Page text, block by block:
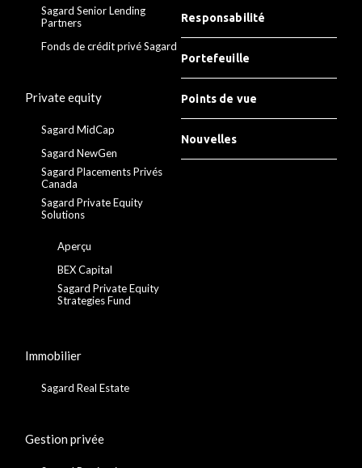
Sagard Senior Lending
Partners
Fonds de crédit privé Sagard
Private equity
Sagard MidCap
Sagard NewGen
Sagard Placements Privés
Canada
Sagard Private Equity
Solutions
Aperçu
BEX Capital
Sagard Private Equity
Strategies Fund
Immobilier
Sagard Real Estate
Gestion privée
Responsabilité
Portefeuille
Points de vue
Nouvelles